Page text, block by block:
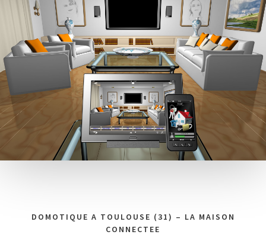
DOMOTIQUE A TOULOUSE (31) – LA MAISON
CONNECTEE